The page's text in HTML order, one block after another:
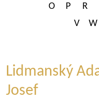
O
P R
V
W
Lidmanský
Josef